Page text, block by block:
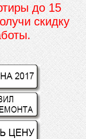
до15
скидку